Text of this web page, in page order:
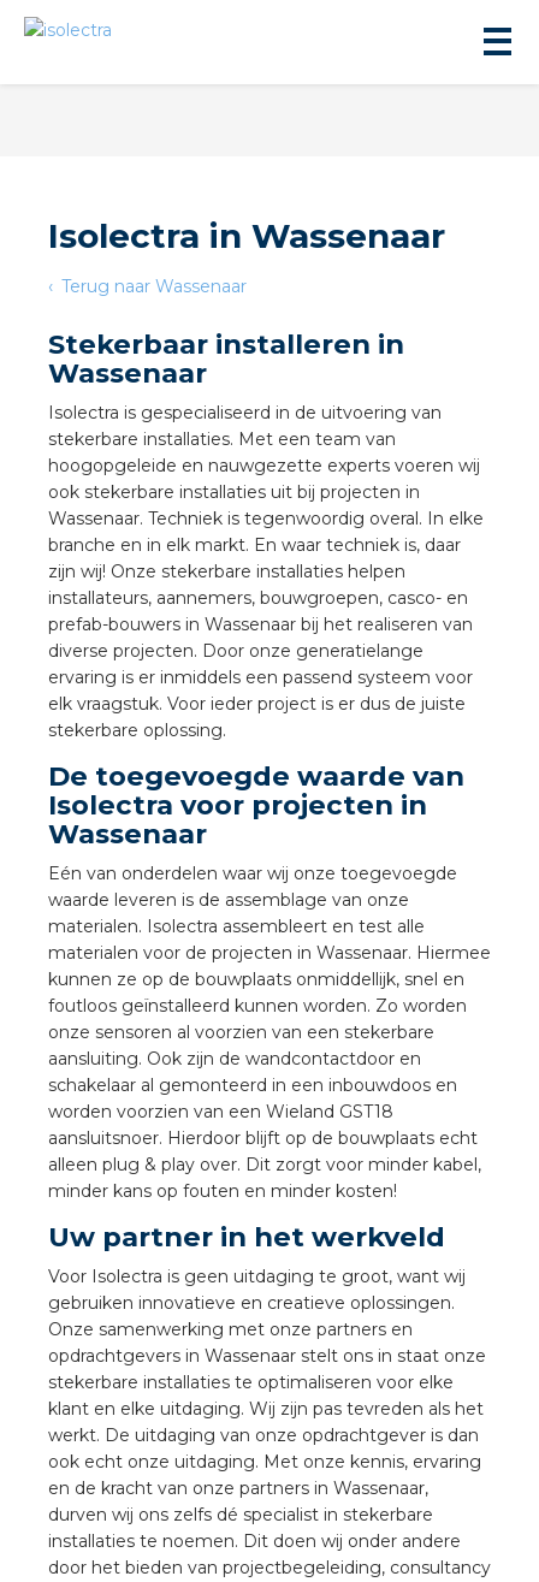
Isolectra in Wassenaar
Terug naar Wassenaar
Stekerbaar installeren in
Wassenaar
Isolectra is gespecialiseerd in de uitvoering van
stekerbare installaties. Met een team van
hoogopgeleide en nauwgezette experts voeren wij
ook stekerbare installaties uit bij projecten in
Wassenaar. Techniek is tegenwoordig overal. In elke
branche en in elk markt. En waar techniek is, daar
zijn wij! Onze stekerbare installaties helpen
installateurs, aannemers, bouwgroepen, casco- en
prefab-bouwers in Wassenaar bij het realiseren van
diverse projecten. Door onze generatielange
ervaring is er inmiddels een passend systeem voor
elk vraagstuk. Voor ieder project is er dus de juiste
stekerbare oplossing.
De toegevoegde waarde van
Isolectra voor projecten in
Wassenaar
Eén van onderdelen waar wij onze toegevoegde
waarde leveren is de assemblage van onze
materialen. Isolectra assembleert en test alle
materialen voor de projecten in Wassenaar. Hiermee
kunnen ze op de bouwplaats onmiddellijk, snel en
foutloos geïnstalleerd kunnen worden. Zo worden
onze sensoren al voorzien van een stekerbare
aansluiting. Ook zijn de wandcontactdoor en
schakelaar al gemonteerd in een inbouwdoos en
worden voorzien van een Wieland GST18
aansluitsnoer. Hierdoor blijft op de bouwplaats echt
alleen plug & play over. Dit zorgt voor minder kabel,
minder kans op fouten en minder kosten!
Uw partner in het werkveld
Voor Isolectra is geen uitdaging te groot, want wij
gebruiken innovatieve en creatieve oplossingen.
Onze samenwerking met onze partners en
opdrachtgevers in Wassenaar stelt ons in staat onze
stekerbare installaties te optimaliseren voor elke
klant en elke uitdaging. Wij zijn pas tevreden als het
werkt. De uitdaging van onze opdrachtgever is dan
ook echt onze uitdaging. Met onze kennis, ervaring
en de kracht van onze partners in Wassenaar,
durven wij ons zelfs dé specialist in stekerbare
installaties te noemen. Dit doen wij onder andere
door het bieden van projectbegeleiding, consultancy
installeren
installeren
installeren
installeren in beton
installeren in de tuinbouw
stekerbare vlakkabel
GST®
RST®
Academy